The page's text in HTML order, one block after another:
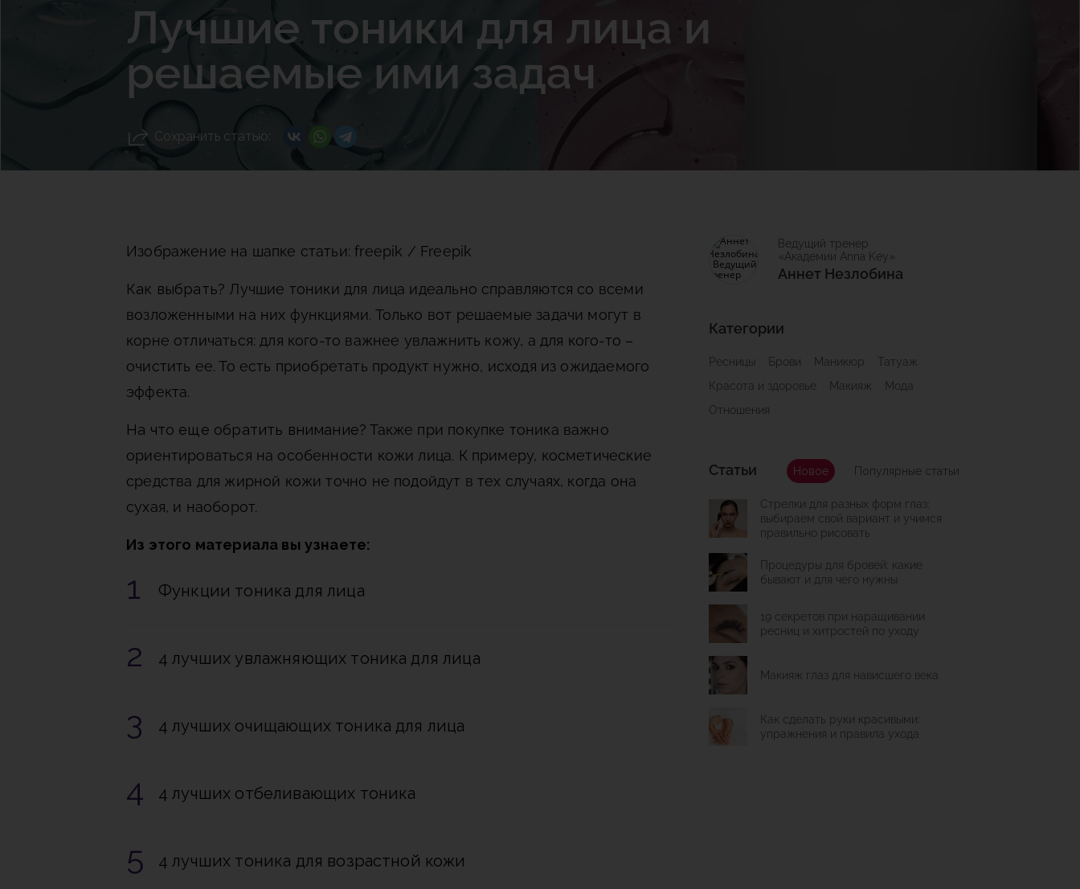
Лучшие тоники для лица и
решаемые ими задач
Сохранить статью:
Изображение на шапке статьи: freepik / Freepik
Как выбрать? Лучшие тоники для лица идеально справляются со всеми
возложенными на них функциями. Только вот решаемые задачи могут в
корне отличаться: для кого-то важнее увлажнить кожу, а для кого-то –
очистить ее. То есть приобретать продукт нужно, исходя из ожидаемого
эффекта.
На что еще обратить внимание? Также при покупке тоника важно
ориентироваться на особенности кожи лица. К примеру, косметические
средства для жирной кожи точно не подойдут в тех случаях, когда она
сухая, и наоборот.
Из этого материала вы узнаете:
Функции тоника для лица
4 лучших увлажняющих тоника для лица
4 лучших очищающих тоника для лица
4 лучших отбеливающих тоника
4 лучших тоника для возрастной кожи
Ведущий тренер
«Академии Anna Key»
Аннет Незлобина
Категории
Ресницы Брови Маникюр
Татуаж
Красота и здоровье
Макияж
Мода
Отношения
Статьи Новое Популярные статьи
Стрелки для разных форм глаз:
выбираем свой вариант и учимся
правильно рисовать
Процедуры для бровей: какие
бывают и для чего нужны
19 секретов при наращивании
ресниц и хитростей по уходу
Макияж глаз для нависшего века
Как сделать руки красивыми:
упражнения и правила ухода